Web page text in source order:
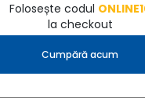
cookie-uri
uri pentru a personaliza
a oferi funcții de rețele
De asemenea, le
Folosește codul
la checkout
Cumpără acum